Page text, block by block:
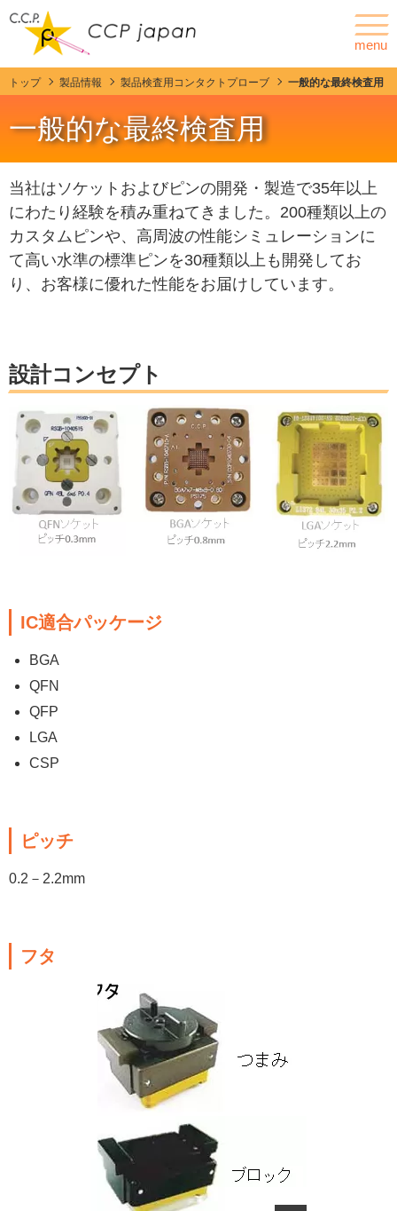
menu
ニュース 会社情報
ポゴピンとは
製品情報
カスタマイズ
C.C.P. Contact Probesの特徴・強み
トップ 製品情報 製品検査用コンタクトプローブ 一般的な最終検査用
一般的な最終検査用
当社はソケットおよびピンの開発・製造で35年以上
にわたり経験を積み重ねてきました。200種類以上の
カスタムピンや、高周波の性能シミュレーションに
て高い水準の標準ピンを30種類以上も開発してお
り、お客様に優れた性能をお届けしています。
設計コンセプト
IC適合パッケージ
BGA
QFN
QFP
LGA
CSP
ピッチ
0.2－2.2mm
フタ